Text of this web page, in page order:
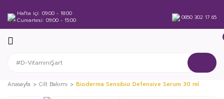
Hafta içi 09:00 - 18:00
Cumartesi 09:00 - 15:00 0850 302 17 65
Anasayfa Cilt Bakımı Bioderma Sensibio Defensive Serum 30 ml